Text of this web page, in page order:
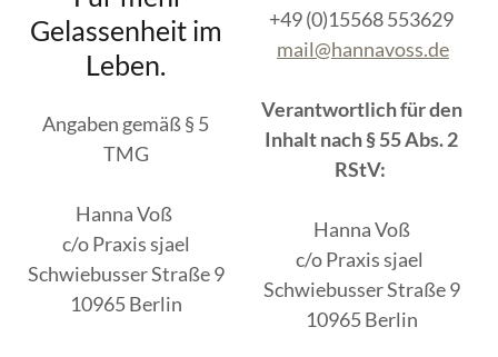
Gelassenheit im
Leben.
Angaben gemäß § 5
TMG
Hanna Voß
c/o Praxis sjael
Schwiebusser Straße 9
10965 Berlin
+49 (0)15568 553629
mail@hannavoss.de
Verantwortlich für den
Inhalt nach § 55 Abs. 2
RStV:
Hanna Voß
c/o Praxis sjael
Schwiebusser Straße 9
10965 Berlin